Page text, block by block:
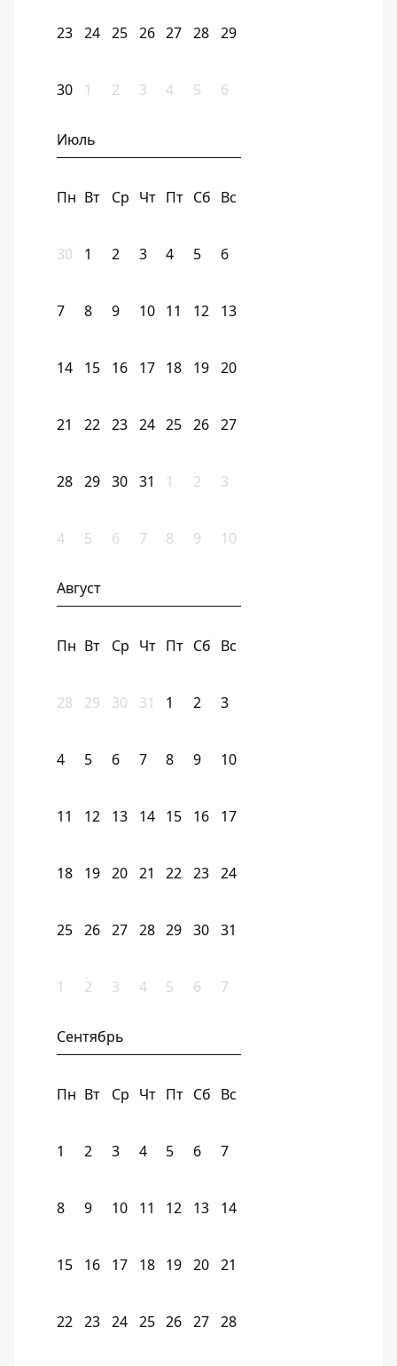
23 24 25 26 27 28 29
30 1 2 3 4 5 6
Июль
Пн Вт Ср Чт Пт Сб Вс
30 1 2 3 4 5 6
7 8 9 10 11 12 13
14 15 16 17 18 19 20
21 22 23 24 25 26 27
28 29 30 31 1 2 3
4 5 6 7 8 9 10
Август
Пн Вт Ср Чт Пт Сб Вс
28 29 30 31 1 2 3
4 5 6 7 8 9 10
11 12 13 14 15 16 17
18 19 20 21 22 23 24
25 26 27 28 29 30 31
1 2 3 4 5 6 7
Сентябрь
Пн Вт Ср Чт Пт Сб Вс
1 2 3 4 5 6 7
8 9 10 11 12 13 14
15 16 17 18 19 20 21
22 23 24 25 26 27 28